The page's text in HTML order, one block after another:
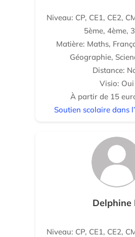
Niveau: CP, CE1, CE2,
5ème, 4ème,
Matière: Maths,
Géographie,
Distance:
Visio: Oui
À partir de 15
Soutien scolaire dans
Delphine
Niveau: CP, CE1, CE2,